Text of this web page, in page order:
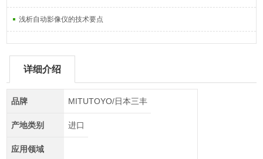
浅析自动影像仪的技术要点
详细介绍
品牌 MITUTOYO/日本三丰
产地类别 进口
应用领域